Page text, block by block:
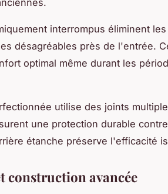
interrompus éliminent
désagréables près de l'entrée.
optimal même durant les
utilise des joints
une protection durable
étanche préserve l'efficacité
construction avancée